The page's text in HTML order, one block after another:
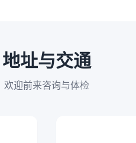
地址与交通
欢迎前来咨询与体检